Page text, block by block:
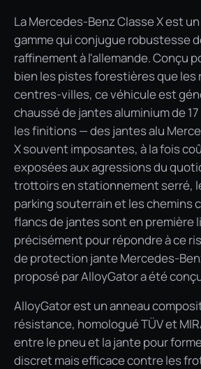
La Mercedes-Benz Classe X est
gamme qui conjugue robustesse
raffinement à l'allemande. Conçu
bien les pistes forestières que les
centres-villes, ce véhicule est
chaussé de jantes aluminium de
les finitions — des jantes alu
X souvent imposantes, à la fois
exposées aux agressions du
trottoirs en stationnement serré,
parking souterrain et les chemins
flancs de jantes sont en première
précisément pour répondre à ce
de protection jante Mercedes-
proposé par AlloyGator a été
AlloyGator est un anneau
résistance, homologué TÜV et
entre le pneu et la jante pour
discret mais efficace contre les